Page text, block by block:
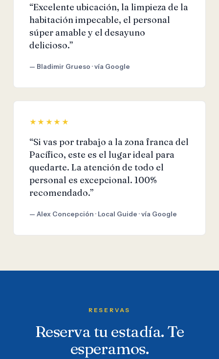
“Excelente ubicación, la limpieza de la
habitación impecable, el personal
súper amable y el desayuno
delicioso.”
— Bladimir Grueso · vía Google
★★★★★
“Si vas por trabajo a la zona franca del
Pacífico, este es el lugar ideal para
quedarte. La atención de todo el
personal es excepcional. 100%
recomendado.”
— Alex Concepción · Local Guide · vía Google
RESERVAS
Reserva tu estadía. Te
esperamos.